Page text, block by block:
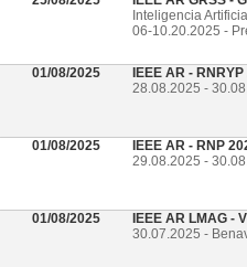
Inteligencia
06-10.20.2025 -
01/08/2025
IEEE AR -
28.08.2025 -
01/08/2025
IEEE AR - RNP
29.08.2025 -
01/08/2025
IEEE AR LMAG -
30.07.2025 -